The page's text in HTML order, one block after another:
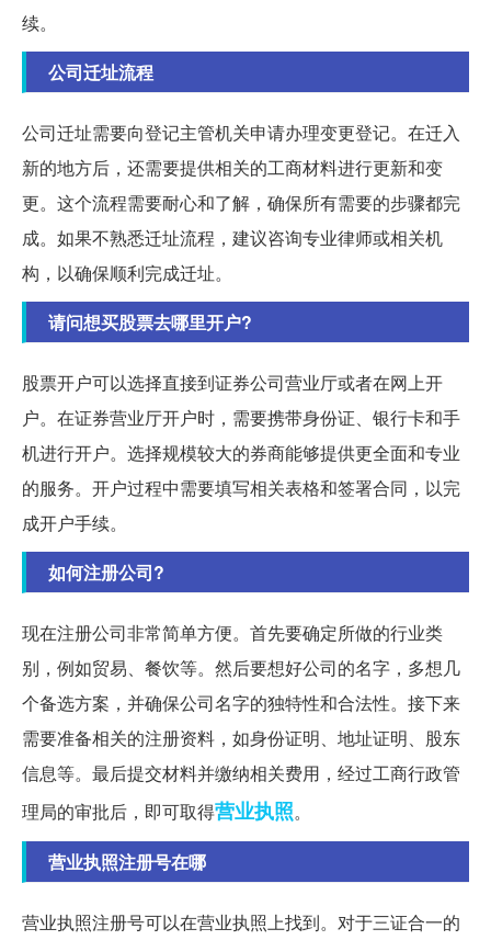
续。
公司迁址流程
公司迁址需要向登记主管机关申请办理变更登记。在迁入
新的地方后，还需要提供相关的工商材料进行更新和变
更。这个流程需要耐心和了解，确保所有需要的步骤都完
成。如果不熟悉迁址流程，建议咨询专业律师或相关机
构，以确保顺利完成迁址。
请问想买股票去哪里开户?
股票开户可以选择直接到证券公司营业厅或者在网上开
户。在证券营业厅开户时，需要携带身份证、银行卡和手
机进行开户。选择规模较大的券商能够提供更全面和专业
的服务。开户过程中需要填写相关表格和签署合同，以完
成开户手续。
如何注册公司?
现在注册公司非常简单方便。首先要确定所做的行业类
别，例如贸易、餐饮等。然后要想好公司的名字，多想几
个备选方案，并确保公司名字的独特性和合法性。接下来
需要准备相关的注册资料，如身份证明、地址证明、股东
信息等。最后提交材料并缴纳相关费用，经过工商行政管
理局的审批后，即可取得营业执照。
营业执照注册号在哪
营业执照注册号可以在营业执照上找到。对于三证合一的